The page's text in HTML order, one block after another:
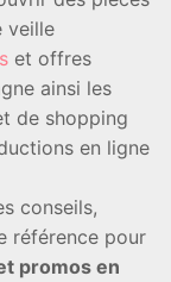
veille
et offres
ainsi les
de shopping
en ligne
conseils,
référence pour
promos en